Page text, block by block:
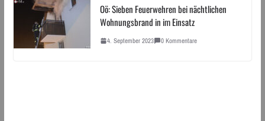
Oö: Sieben Feuerwehren bei nächtlichen
Wohnungsbrand in im Einsatz
4. September 2023 0 Kommentare